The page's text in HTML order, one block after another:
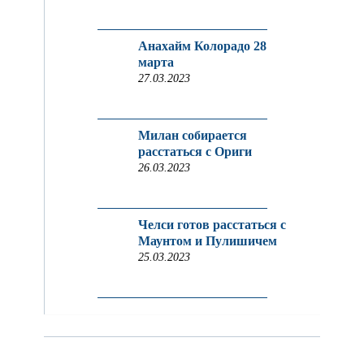
Анахайм Колорадо 28
марта
27.03.2023
Милан собирается
расстаться с Ориги
26.03.2023
Челси готов расстаться с
Маунтом и Пулишичем
25.03.2023